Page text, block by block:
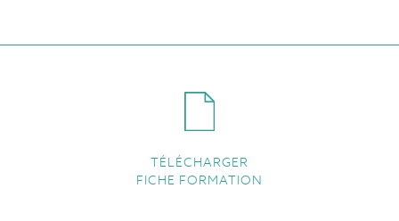
TÉLÉCHARGER
FICHE FORMATION